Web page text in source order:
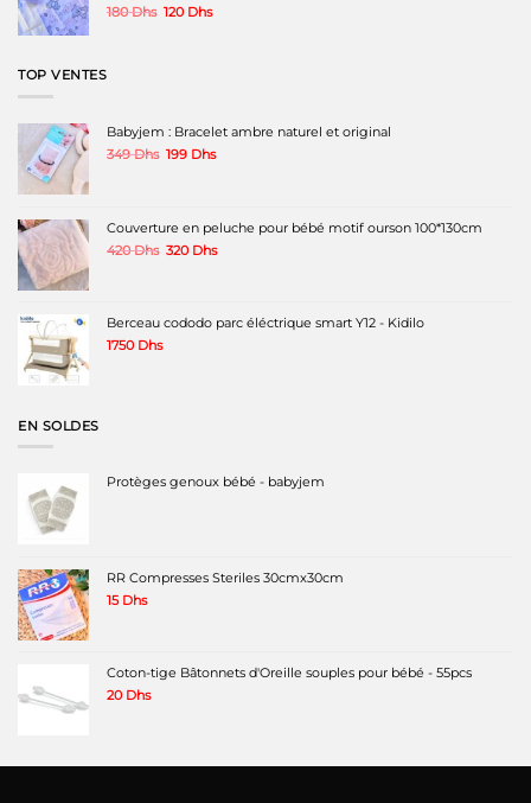
180Dhs Le
120 DhsLe
TOP VENTES
Babyjem : Bracelet ambre naturel et original
349Dhs Le
199 DhsLe
199 Dhs.
Couverture en peluche pour bébé motif ourson 100*130cm
420Dhs Le
420 Dhs.
320 DhsLe
320 Dhs.
Berceau cododo parc éléctrique smart Y12 - Kidilo
1750 Dhs
EN SOLDES
Protèges genoux bébé - babyjem
RR Compresses Steriles 30cmx30cm
15 Dhs
Coton-tige Bâtonnets d'Oreille souples pour bébé - 55pcs
20 Dhs